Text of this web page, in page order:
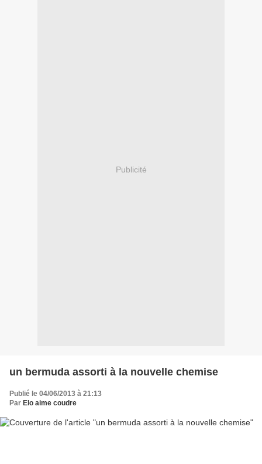
Publicité
un bermuda assorti à la nouvelle chemise
Publié le 04/06/2013 à 21:13
Par Elo aime coudre